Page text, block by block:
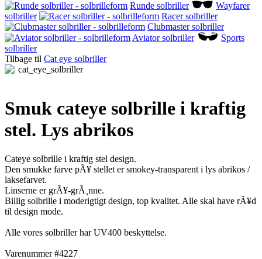
Runde solbriller
Wayfarer
solbriller
Racer solbriller
Clubmaster solbriller
Aviator solbriller
Sports
solbriller
Tilbage til Cat eye solbriller
Smuk cateye solbrille i kraftig
stel. Lys abrikos
Cateye solbrille i kraftig stel design.
Den smukke farve pÃ¥ stellet er smokey-transparent i lys abrikos /
laksefarvet.
Linserne er grÃ¥-grÃ¸nne.
Billig solbrille i moderigtigt design, top kvalitet. Alle skal have rÃ¥d
til design mode.
Alle vores solbriller har UV400 beskyttelse.
Varenummer #4227